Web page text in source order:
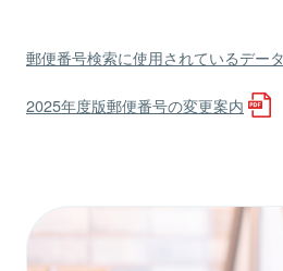
郵便番号検索に使用されているデー
2025年度版郵便番号の変更案内